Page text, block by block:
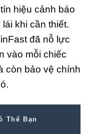
hiệu cảnh báo
khi cần thiết.
đã nỗ lực
vào mỗi chiếc
còn bảo vệ chính
Thể Bạn